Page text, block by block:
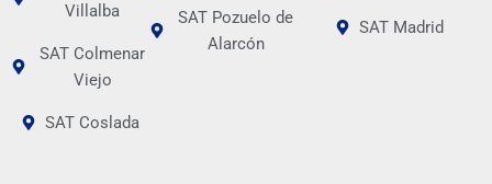
Villalba
SAT Colmenar
Viejo
SAT Coslada
SAT Pozuelo de
Alarcón
SAT Madrid